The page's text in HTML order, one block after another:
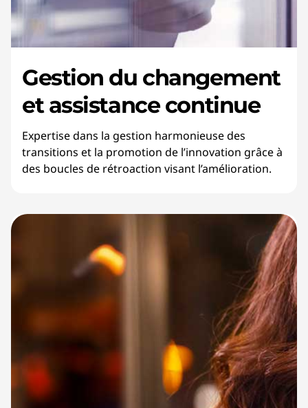
Gestion du changement
et assistance continue
Expertise dans la gestion harmonieuse des
transitions et la promotion de l’innovation grâce à
des boucles de rétroaction visant l’amélioration.